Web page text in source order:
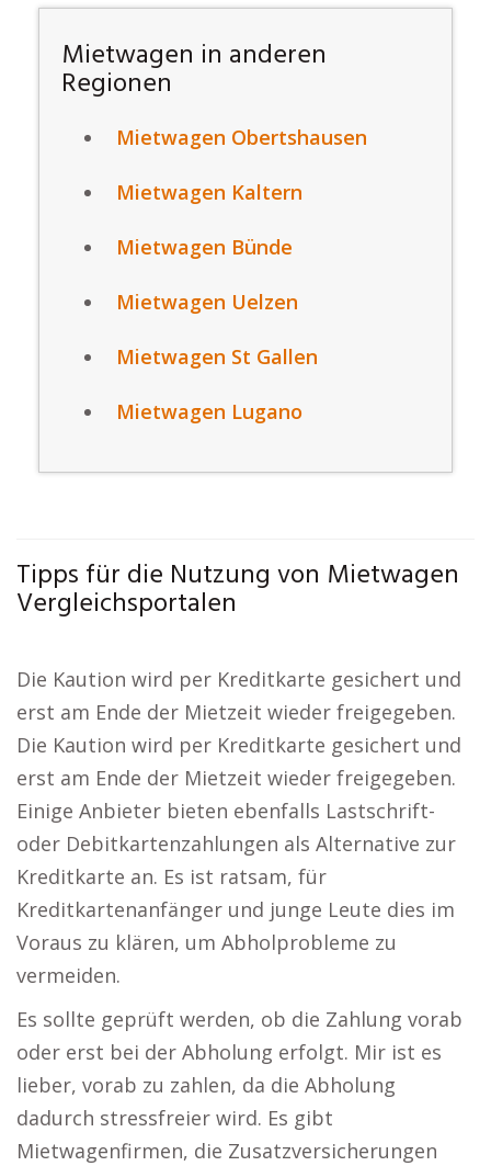
Mietwagen in anderen
Regionen
Mietwagen Obertshausen
Mietwagen Kaltern
Mietwagen Bünde
Mietwagen Uelzen
Mietwagen St Gallen
Mietwagen Lugano
Tipps für die Nutzung von Mietwagen
Vergleichsportalen
Die Kaution wird per Kreditkarte gesichert und
erst am Ende der Mietzeit wieder freigegeben.
Die Kaution wird per Kreditkarte gesichert und
erst am Ende der Mietzeit wieder freigegeben.
Einige Anbieter bieten ebenfalls Lastschrift-
oder Debitkartenzahlungen als Alternative zur
Kreditkarte an. Es ist ratsam, für
Kreditkartenanfänger und junge Leute dies im
Voraus zu klären, um Abholprobleme zu
vermeiden.
Es sollte geprüft werden, ob die Zahlung vorab
oder erst bei der Abholung erfolgt. Mir ist es
lieber, vorab zu zahlen, da die Abholung
dadurch stressfreier wird. Es gibt
Mietwagenfirmen, die Zusatzversicherungen